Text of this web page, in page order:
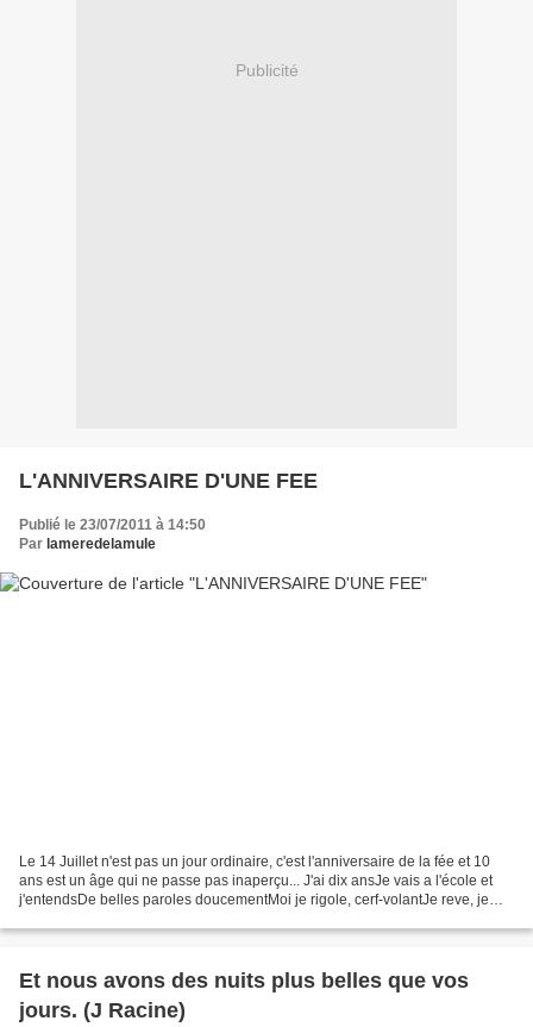
Publicité
L'ANNIVERSAIRE D'UNE FEE
Publié le 23/07/2011 à 14:50
Par lameredelamule
Le 14 Juillet n'est pas un jour ordinaire, c'est l'anniversaire de la fée et 10
ans est un âge qui ne passe pas inaperçu... J'ai dix ansJe vais a l'école et
j'entendsDe belles paroles doucementMoi je rigole, cerf-volantJe reve, je
Et nous avons des nuits plus belles que vos
jours. (J Racine)